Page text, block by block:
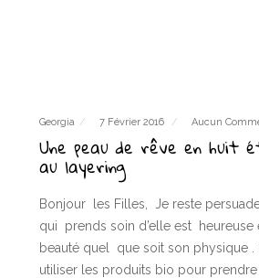
Georgia 7 Février 2016 Aucun
Une peau de rêve en huit
au layering
Bonjour les Filles, Je reste
qui prends soin d’elle est heureuse
beauté quel que soit son physique .
utiliser les produits bio pour prendre